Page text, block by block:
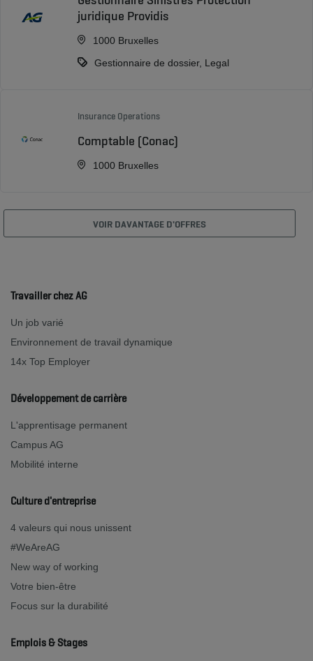
juridique Providis
1000 Bruxelles
Gestionnaire de dossier, Legal
Insurance Operations
Comptable (Conac)
1000 Bruxelles
VOIR DAVANTAGE D'OFFRES
Travailler chez AG
Un job varié
Environnement de travail dynamique
14x Top Employer
Développement de carrière
L'apprentisage permanent
Campus AG
Mobilité interne
Culture d'entreprise
4 valeurs qui nous unissent
#WeAreAG
New way of working
Votre bien-être
Focus sur la durabilité
Emplois & Stages